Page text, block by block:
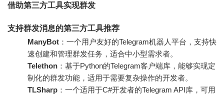
借助第三方工具实现群发
支持群发消息的第三方工具推荐
ManyBot ：一个用户友好的Telegram机器人平台，支持快
速创建和管理群发任务，适合中小型需求者。
Telethon ：基于Python的Telegram客户端库，能够实现定
制化的群发功能，适用于需要复杂操作的开发者。
TLSharp ：一个适用于C#开发者的Telegram API库，可用